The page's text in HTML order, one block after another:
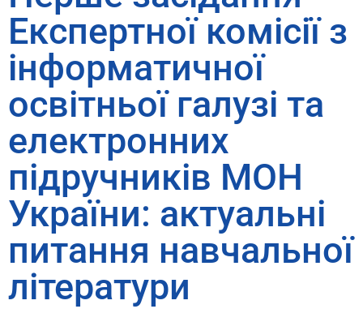
Експертної комісії з
інформатичної
освітньої галузі та
електронних
підручників МОН
України: актуальні
питання навчальної
літератури